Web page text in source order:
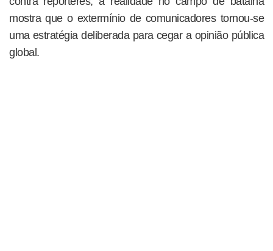
mostra que o extermínio de comunicadores tornou-se
uma estratégia deliberada para cegar a opinião pública
global.